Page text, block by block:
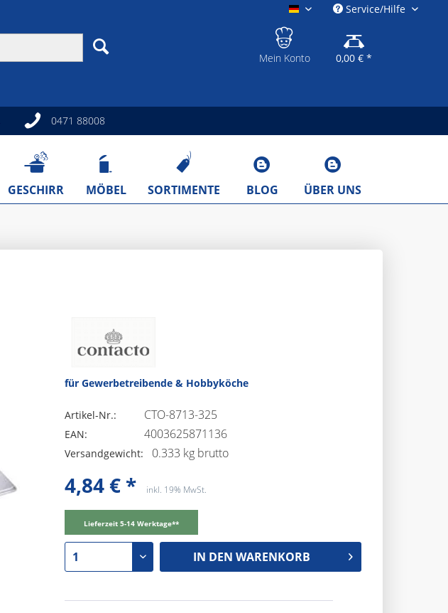
gastronomieshop.eu
Service/Hilfe
Mein Konto 0,00 € *
0471 88008
GESCHIRR MÖBEL SORTIMENTE BLOG ÜBER UNS
für Gewerbetreibende & Hobbyköche
Artikel-Nr.: CTO-8713-325
EAN: 4003625871136
Versandgewicht: 0.333 kg brutto
4,84 € * inkl. 19% MwSt.
Lieferzeit 5-14 Werktage**
IN DEN WARENKORB